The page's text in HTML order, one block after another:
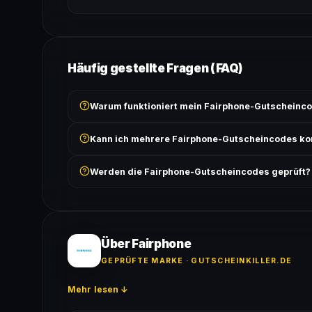
Häufig gestellte Fragen (FAQ)
Warum funktioniert mein Fairphone-
Bedingungen findest du unter „Details".
Kann ich mehrere Fairphone-Gutscheincodes
ausgeschlossen, sofern die Angebotsbedingungen
Werden die Fairphone-Gutscheincodes geprüft?
Über Fairphone
GEPRÜFTE MARKE · GUTSCHEINKILLER.DE
Mehr lesen ↓